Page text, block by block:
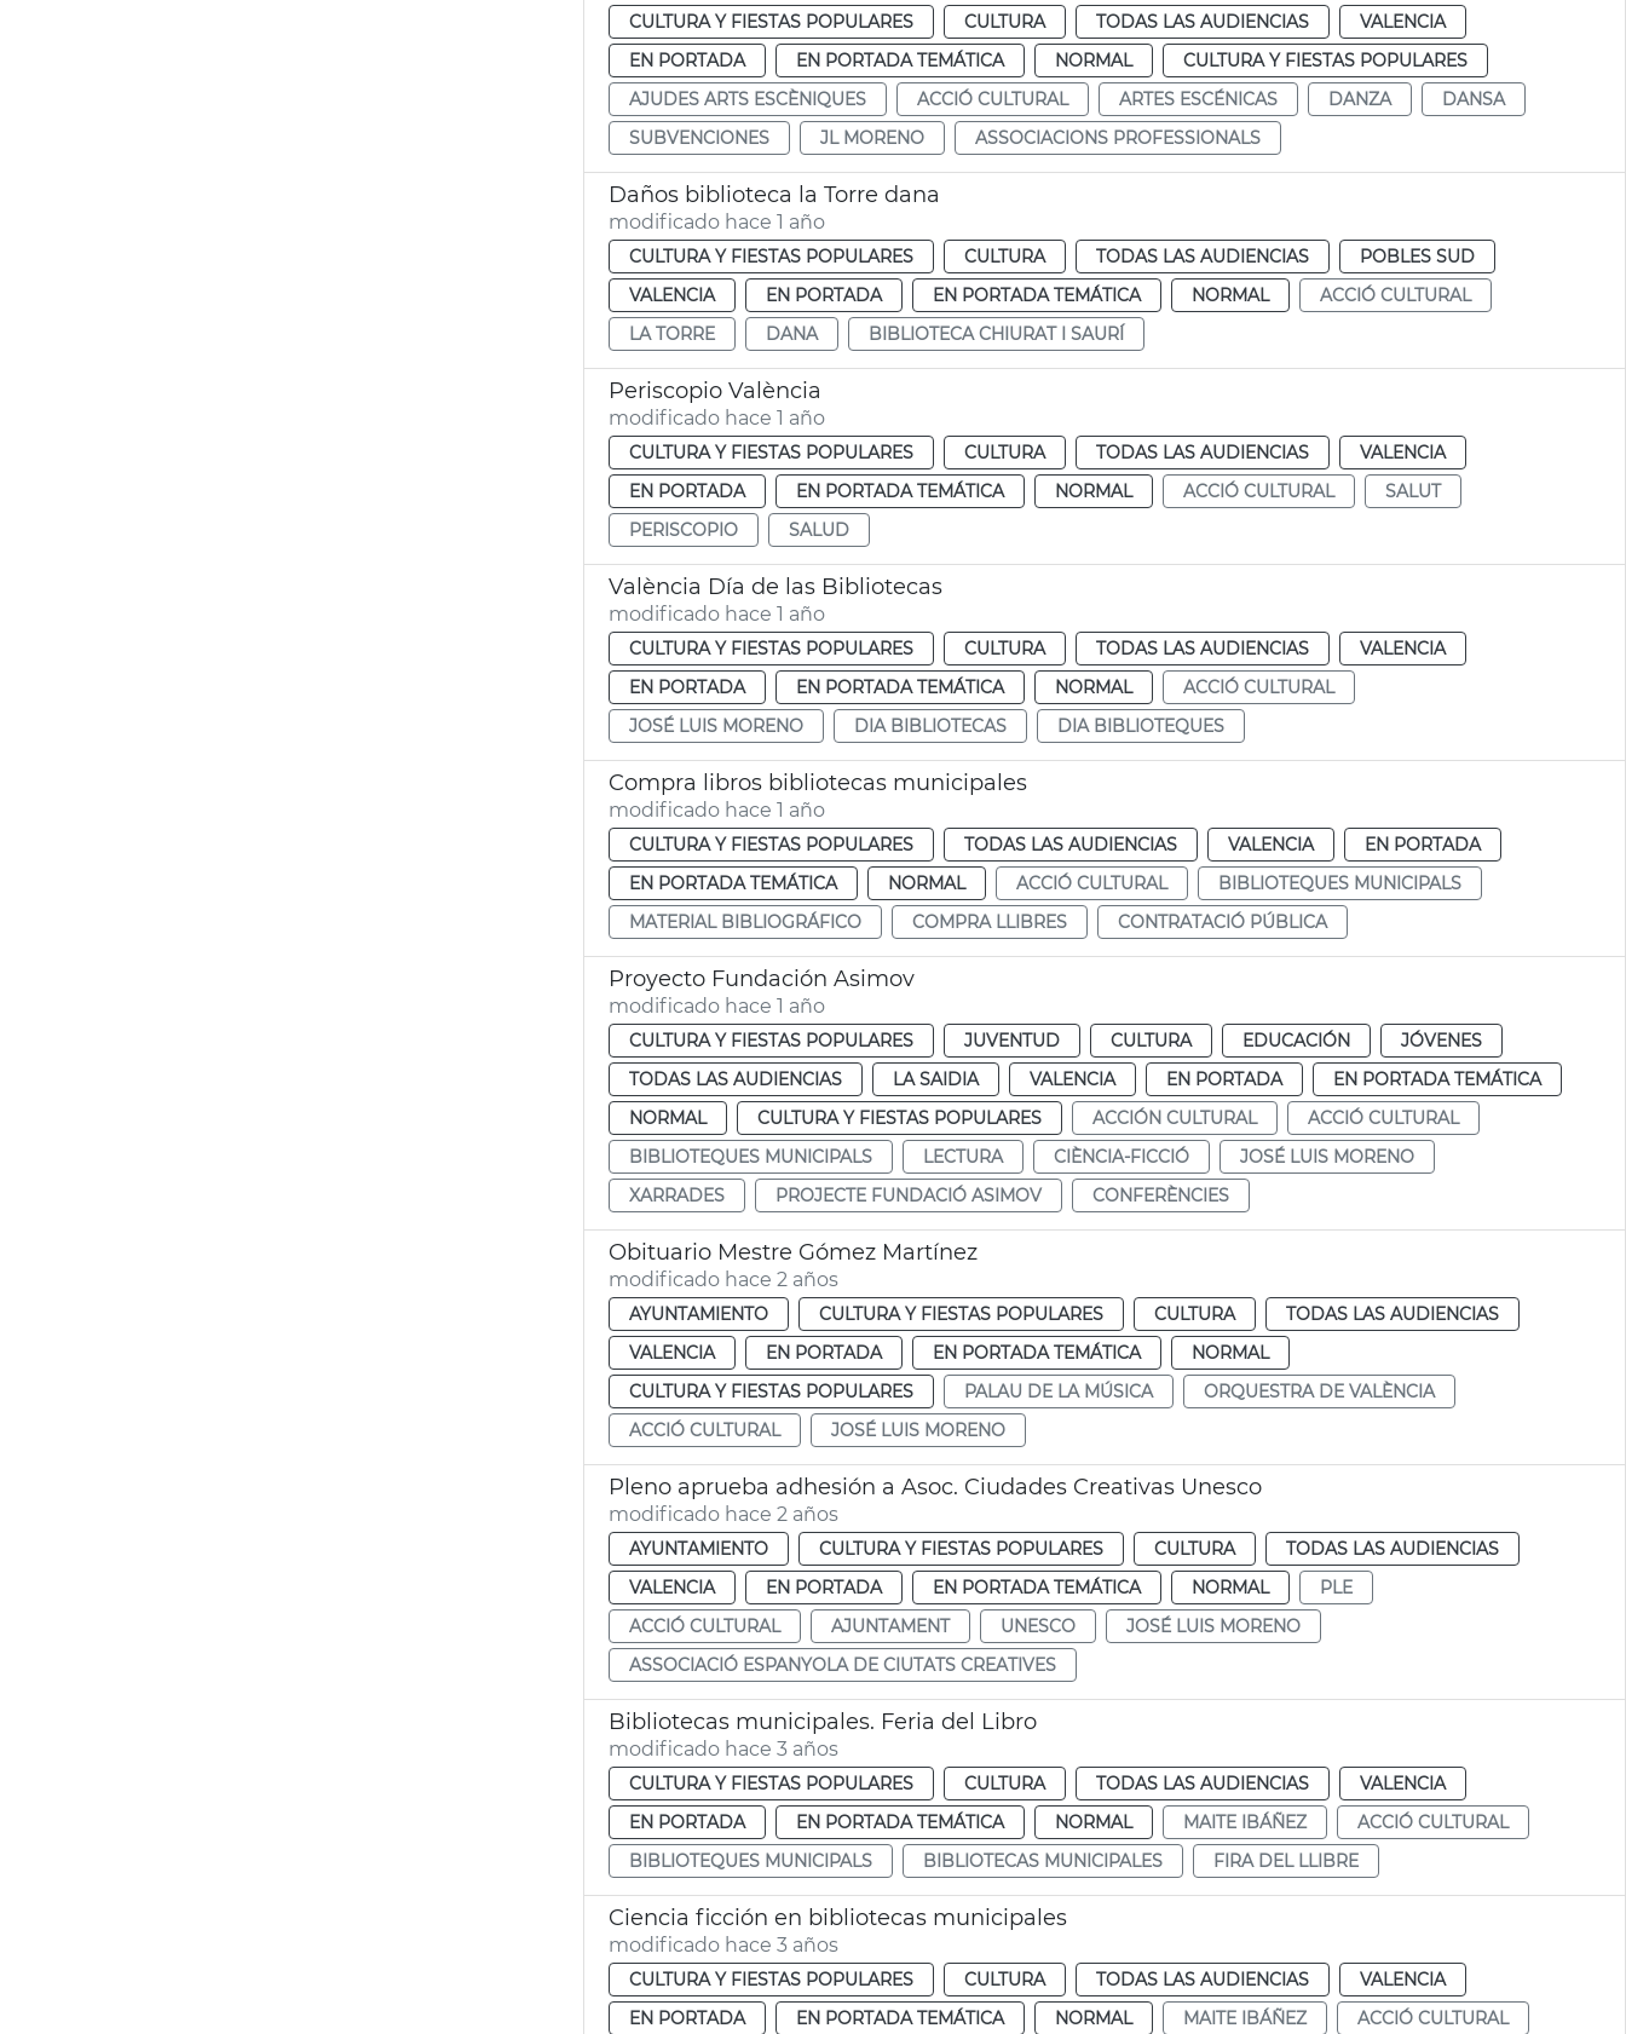
CULTURA Y FIESTAS POPULARES CULTURA TODAS LAS AUDIENCIAS
VALENCIA
EN PORTADA
EN PORTADA TEMÁTICA NORMAL
CULTURA Y FIESTAS POPULARES
AJUDES ARTS ESCÈNIQUES
ACCIÓ CULTURAL ARTES ESCÉNICAS DANZA
DANSA
SUBVENCIONES
JL MORENO ASSOCIACIONS PROFESSIONALS
Daños biblioteca la Torre dana
modificado hace 1 año
CULTURA Y FIESTAS POPULARES CULTURA TODAS LAS AUDIENCIAS
POBLES SUD
VALENCIA
EN PORTADA EN PORTADA TEMÁTICA NORMAL
ACCIÓ CULTURAL
LA TORRE
DANA BIBLIOTECA CHIURAT I SAURÍ
Periscopio València
modificado hace 1 año
CULTURA Y FIESTAS POPULARES CULTURA TODAS LAS AUDIENCIAS
VALENCIA
EN PORTADA
EN PORTADA TEMÁTICA NORMAL ACCIÓ CULTURAL
SALUT
PERISCOPIO
SALUD
València Día de las Bibliotecas
modificado hace 1 año
CULTURA Y FIESTAS POPULARES CULTURA TODAS LAS AUDIENCIAS
VALENCIA
EN PORTADA
EN PORTADA TEMÁTICA NORMAL
ACCIÓ CULTURAL
JOSÉ LUIS MORENO
DIA BIBLIOTECAS DIA BIBLIOTEQUES
Compra libros bibliotecas municipales
modificado hace 1 año
CULTURA Y FIESTAS POPULARES TODAS LAS AUDIENCIAS VALENCIA
EN PORTADA
EN PORTADA TEMÁTICA
NORMAL ACCIÓ CULTURAL
BIBLIOTEQUES MUNICIPALS
MATERIAL BIBLIOGRÁFICO
COMPRA LLIBRES CONTRATACIÓ PÚBLICA
Proyecto Fundación Asimov
modificado hace 1 año
CULTURA Y FIESTAS POPULARES JUVENTUD CULTURA EDUCACIÓN
JÓVENES
TODAS LAS AUDIENCIAS
LA SAIDIA VALENCIA EN PORTADA
EN PORTADA TEMÁTICA
NORMAL
CULTURA Y FIESTAS POPULARES ACCIÓN CULTURAL
ACCIÓ CULTURAL
BIBLIOTEQUES MUNICIPALS
LECTURA CIÈNCIA-FICCIÓ
JOSÉ LUIS MORENO
XARRADES
PROJECTE FUNDACIÓ ASIMOV CONFERÈNCIES
Obituario Mestre Gómez Martínez
modificado hace 2 años
AYUNTAMIENTO CULTURA Y FIESTAS POPULARES CULTURA
TODAS LAS AUDIENCIAS
VALENCIA
EN PORTADA EN PORTADA TEMÁTICA
NORMAL
CULTURA Y FIESTAS POPULARES
PALAU DE LA MÚSICA
ORQUESTRA DE VALÈNCIA
ACCIÓ CULTURAL
JOSÉ LUIS MORENO
Pleno aprueba adhesión a Asoc. Ciudades Creativas Unesco
modificado hace 2 años
AYUNTAMIENTO CULTURA Y FIESTAS POPULARES CULTURA
TODAS LAS AUDIENCIAS
VALENCIA
EN PORTADA EN PORTADA TEMÁTICA NORMAL
PLE
ACCIÓ CULTURAL
AJUNTAMENT UNESCO
JOSÉ LUIS MORENO
ASSOCIACIÓ ESPANYOLA DE CIUTATS CREATIVES
Bibliotecas municipales. Feria del Libro
modificado hace 3 años
CULTURA Y FIESTAS POPULARES CULTURA TODAS LAS AUDIENCIAS
VALENCIA
EN PORTADA
EN PORTADA TEMÁTICA NORMAL MAITE IBÁÑEZ
ACCIÓ CULTURAL
BIBLIOTEQUES MUNICIPALS
BIBLIOTECAS MUNICIPALES FIRA DEL LLIBRE
Ciencia ficción en bibliotecas municipales
modificado hace 3 años
CULTURA Y FIESTAS POPULARES CULTURA TODAS LAS AUDIENCIAS
VALENCIA
EN PORTADA
EN PORTADA TEMÁTICA NORMAL MAITE IBÁÑEZ ACCIÓ CULTURAL